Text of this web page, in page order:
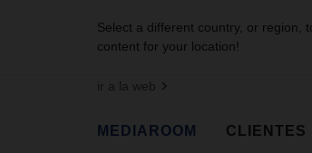
Select a different country, or region,
content for your location!
ir a la web
MEDIAROOM CLIENTES